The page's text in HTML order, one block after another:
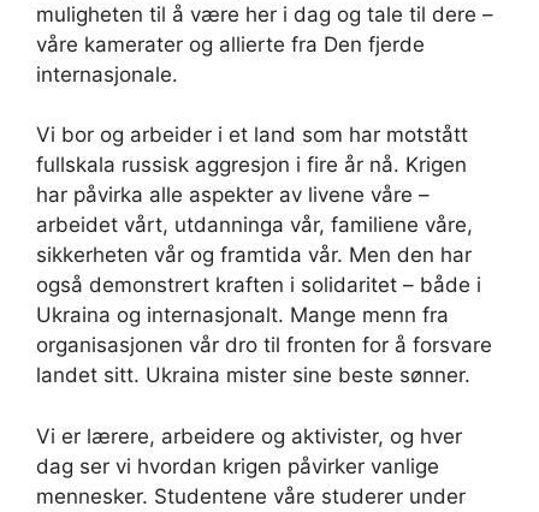
muligheten til å være her i dag og tale til dere –
våre kamerater og allierte fra Den fjerde
internasjonale.
Vi bor og arbeider i et land som har motstått
fullskala russisk aggresjon i fire år nå. Krigen
har påvirka alle aspekter av livene våre –
arbeidet vårt, utdanninga vår, familiene våre,
sikkerheten vår og framtida vår. Men den har
også demonstrert kraften i solidaritet – både i
Ukraina og internasjonalt. Mange menn fra
organisasjonen vår dro til fronten for å forsvare
landet sitt. Ukraina mister sine beste sønner.
Vi er lærere, arbeidere og aktivister, og hver
dag ser vi hvordan krigen påvirker vanlige
mennesker. Studentene våre studerer under